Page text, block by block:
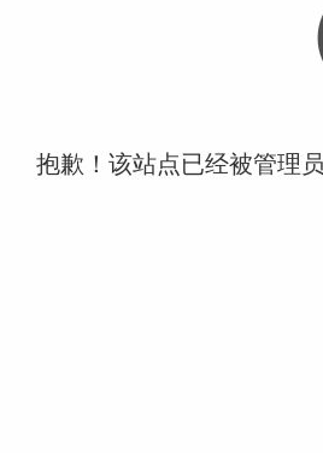
抱歉！该站点已经被管理